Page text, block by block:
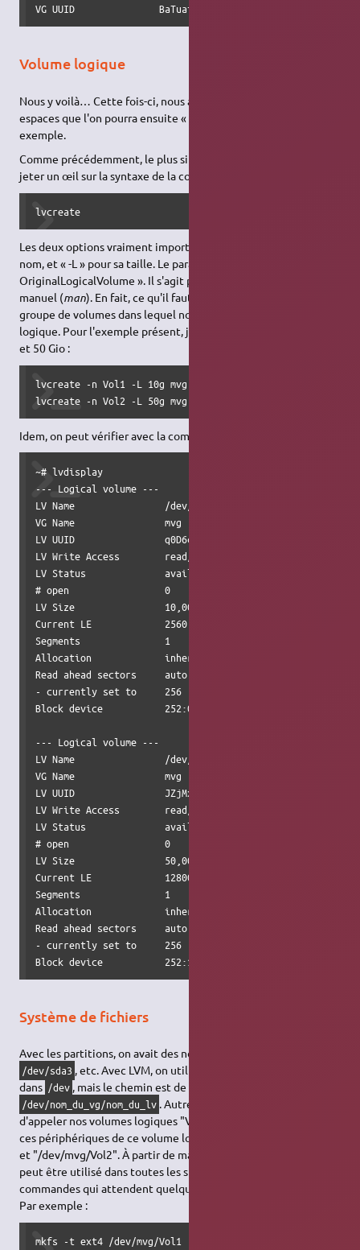
VG UUID               BaTuai-1I8o-3rkY-Ut1r-ybta-mJnl-
Volume logique
Nous y voilà… Cette fois-ci, nous allons vraiment créer deux
espaces que l'on pourra ensuite « formater » en
exemple.
Comme précédemment, le plus simple est de commencer par
jeter un œil sur la syntaxe de la commande :
lvcreate
Les deux options vraiment importantes sont « -n » pour son
nom, et « -L » pour sa taille. Le paramètre principal est «
OriginalLogicalVolume ». Il s'agit peut-être d'une erreur dans le
manuel (man). En fait, ce qu'il faut indiquer, c'est bien le
groupe de volumes dans lequel nous allons créer le volume
logique. Pour l'exemple présent, je fais ici deux volumes, 10 Gio
et 50 Gio :
lvcreate -n Vol1 -L 10g mvg
lvcreate -n Vol2 -L 50g mvg
Idem, on peut vérifier avec la commande
~# lvdisplay
--- Logical volume ---
LV Name                /dev/mvg/Vol1
VG Name                mvg
LV UUID                q0D6cQ-mcMP-q8sf-XTlI-DdxX-QHd1-
LV Write Access        read/write
LV Status              available
# open                 0
LV Size                10,00 GiB
Current LE             2560
Segments               1
Allocation             inherit
Read ahead sectors     auto
- currently set to     256
Block device           252:0
--- Logical volume ---
LV Name                /dev/mvg/Vol2
VG Name                mvg
LV UUID                JZjMxI-cTAw-cbs6-02BM-4Mev-P2E7-
LV Write Access        read/write
LV Status              available
# open                 0
LV Size                50,00 GiB
Current LE             12800
Segments               1
Allocation             inherit
Read ahead sectors     auto
- currently set to     256
Block device           252:1
Système de fichiers
Avec les partitions, on avait des noms ressemblant à
/dev/sda3 , etc. Avec LVM, on utilise aussi des périphériques
dans /dev , mais le chemin est de la forme
/dev/nom_du_vg/nom_du_lv . Autrement dit, puisqu'on a décidé
d'appeler nos volumes logiques "Vol1" et "Vol2", les noms de
ces périphériques de ce volume logique sont "/dev/mvg/Vol1"
et "/dev/mvg/Vol2". À partir de maintenant,
peut être utilisé dans toutes les situations et avec toutes les
commandes qui attendent quelque chose de la forme
Par exemple :
mkfs -t ext4 /dev/mvg/Vol1